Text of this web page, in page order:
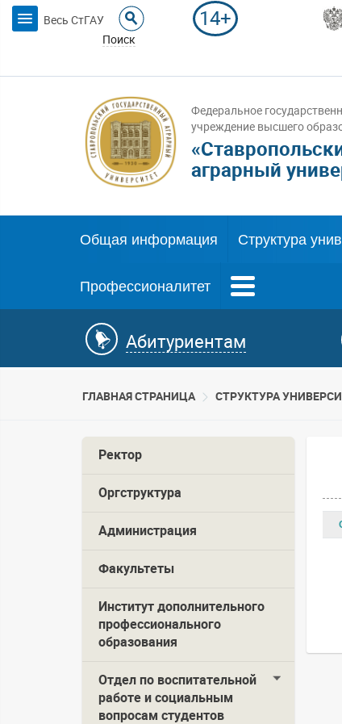
Весь СтГАУ
Поиск
14+
Федеральное
учреждение высшего
аграрный
Общая информация Структура
Профессионалитет
Абитуриентам
ГЛАВНАЯ СТРАНИЦА CТРУКТУРА
Ректор
Оргструктура
Администрация
Факультеты
Институт дополнительного
профессионального
образования
Отдел по воспитательной
работе и социальным
вопросам студентов